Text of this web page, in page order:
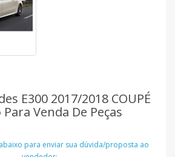
E300 2017/2018 COUPÉ
Venda De Peças
para enviar sua dúvida/proposta ao